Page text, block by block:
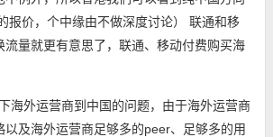
报价，个中缘由不做深度讨论） 联通和移
流量就更有意思了，联通、移动付费购买海
海外运营商到中国的问题，由于海外运营商
以及海外运营商足够多的peer、足够多的用